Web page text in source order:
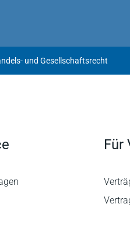
auf den großen BGB-
und Gesellschaftsrecht
Für